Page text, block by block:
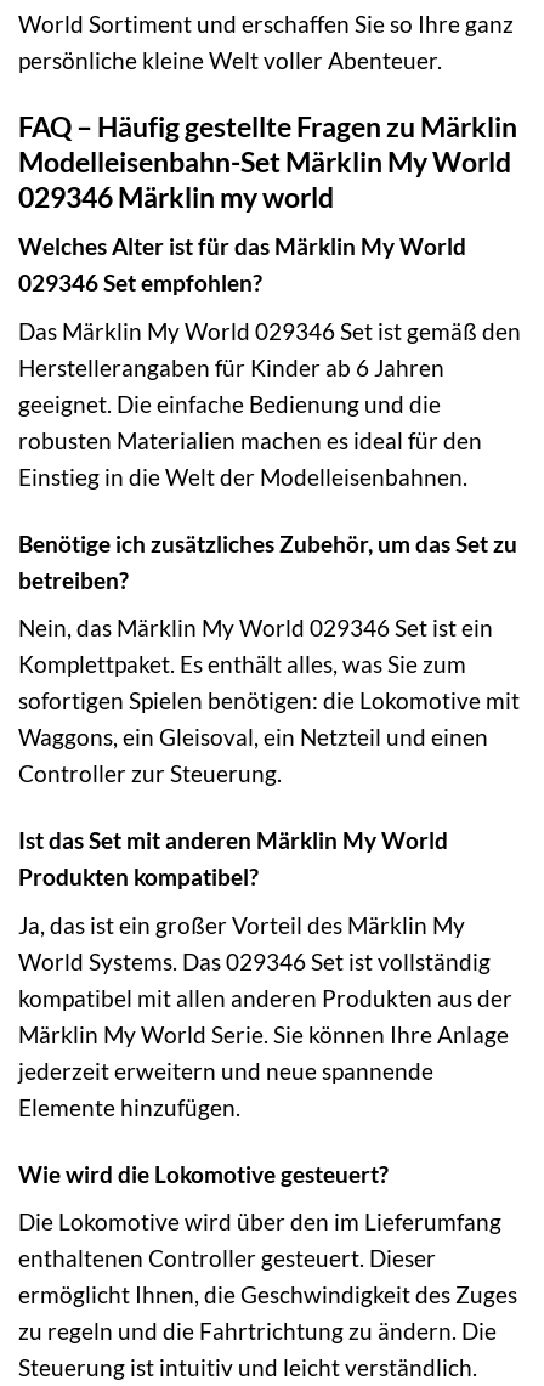
World Sortiment und erschaffen Sie so Ihre ganz
persönliche kleine Welt voller Abenteuer.
FAQ – Häufig gestellte Fragen zu Märklin
Modelleisenbahn-Set Märklin My World
029346 Märklin my world
Welches Alter ist für das Märklin My World
029346 Set empfohlen?
Das Märklin My World 029346 Set ist gemäß den
Herstellerangaben für Kinder ab 6 Jahren
geeignet. Die einfache Bedienung und die
robusten Materialien machen es ideal für den
Einstieg in die Welt der Modelleisenbahnen.
Benötige ich zusätzliches Zubehör, um das Set zu
betreiben?
Nein, das Märklin My World 029346 Set ist ein
Komplettpaket. Es enthält alles, was Sie zum
sofortigen Spielen benötigen: die Lokomotive mit
Waggons, ein Gleisoval, ein Netzteil und einen
Controller zur Steuerung.
Ist das Set mit anderen Märklin My World
Produkten kompatibel?
Ja, das ist ein großer Vorteil des Märklin My
World Systems. Das 029346 Set ist vollständig
kompatibel mit allen anderen Produkten aus der
Märklin My World Serie. Sie können Ihre Anlage
jederzeit erweitern und neue spannende
Elemente hinzufügen.
Wie wird die Lokomotive gesteuert?
Die Lokomotive wird über den im Lieferumfang
enthaltenen Controller gesteuert. Dieser
ermöglicht Ihnen, die Geschwindigkeit des Zuges
zu regeln und die Fahrtrichtung zu ändern. Die
Steuerung ist intuitiv und leicht verständlich.